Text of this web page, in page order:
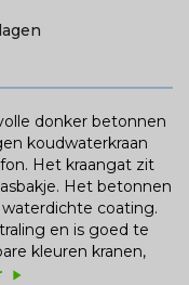
donker betonnen
koudwaterkraan
Het kraangat zit
Het betonnen
coating.
en is goed te
kleuren kranen,
play_arrow